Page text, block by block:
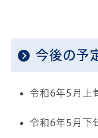
今後の予
令和6年5月上
令和6年5月下